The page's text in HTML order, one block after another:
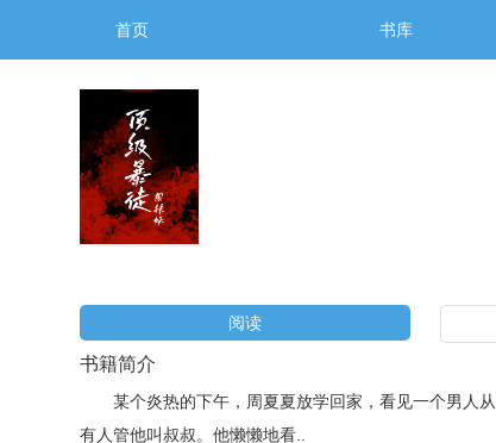
首页 书库
阅读
书籍简介
某个炎热的下午，周夏夏放学回家，看见一个男人从
有人管他叫叔叔。他懒懒地看..